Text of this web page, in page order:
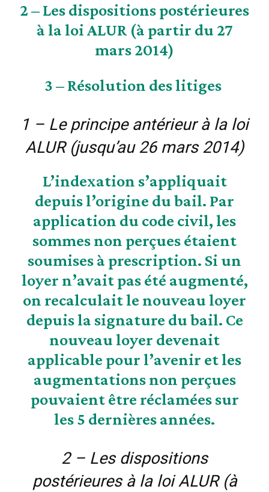
2 –Les dispositions postérieures
à la loi ALUR (à partir du 27
mars 2014)
3 –Résolution des litiges
1 – Le principe antérieur à la loi
ALUR (jusqu’au 26 mars 2014)
L’indexation s’appliquait
depuis l’origine du bail. Par
application du code civil, les
sommes non perçues étaient
soumises à prescription. Si un
loyer n’avait pas été augmenté,
on recalculait le nouveau loyer
depuis la signature du bail. Ce
nouveau loyer devenait
applicable pour l’avenir et les
augmentations non perçues
pouvaient être réclamées sur
les 5 dernières années.
2 – Les dispositions
postérieures à la loi ALUR (à